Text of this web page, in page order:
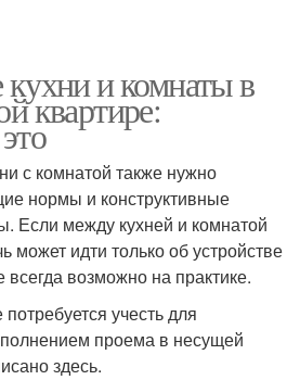
и комнаты в
квартире:
с комнатой также нужно
нормы и конструктивные
Если между кухней и комнатой
может идти только об устройстве
возможно на практике.
учесть для
проема в несущей
здесь.